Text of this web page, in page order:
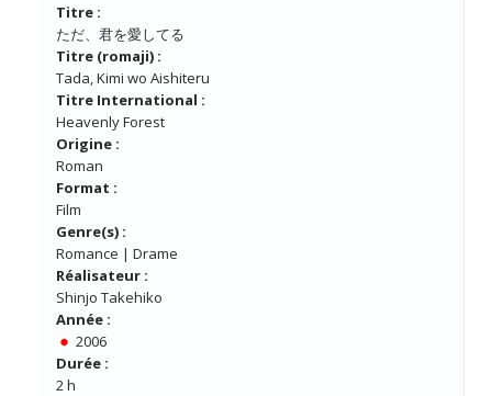
Titre :
ただ、君を愛してる
Titre (romaji) :
Tada, Kimi wo Aishiteru
Titre International :
Heavenly Forest
Origine :
Roman
Format :
Film
Genre(s) :
Romance | Drame
Réalisateur :
Shinjo Takehiko
Année :
2006
Durée :
2 h